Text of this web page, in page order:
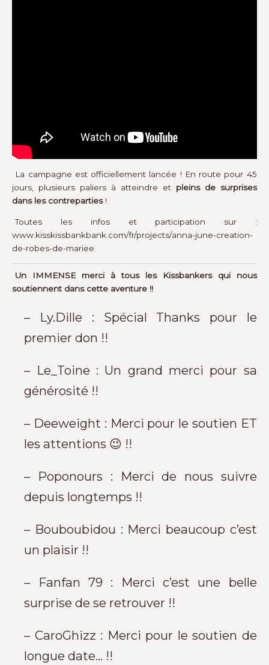
La campagne est officiellement lancée ! En route pour 45
jours, plusieurs paliers à atteindre et pleins de surprises
dans les contreparties!
Toutes les infos et participation sur :
www.kisskissbankbank.com/fr/projects/anna-june-creation-
de-robes-de-mariee
Un IMMENSE merci à tous les Kissbankers qui nous
soutiennent dans cette aventure !!
– Ly.Dille : Spécial Thanks pour le
premier don !!
– Le_Toine : Un grand merci pour sa
générosité !!
– Deeweight : Merci pour le soutien ET
les attentions 😉 !!
– Poponours : Merci de nous suivre
depuis longtemps !!
– Bouboubidou : Merci beaucoup c’est
un plaisir !!
– Fanfan 79 : Merci c’est une belle
surprise de se retrouver !!
– CaroGhizz : Merci pour le soutien de
longue date… !!